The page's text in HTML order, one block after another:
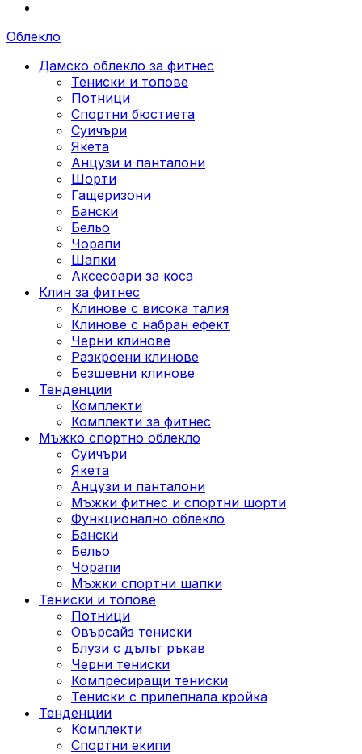
Облекло
Дамско облекло за фитнес
Тениски и топове
Потници
Спортни бюстиета
Суичъри
Якета
Aнцузи и панталони
Шорти
Гащеризони
Бански
Бельо
Чорапи
Шапки
Аксесоари за коса
Клин за фитнес
Клинове с висока талия
Клинове с набран ефект
Черни клинове
Разкроени клинове
Безшевни клинове
Тенденции
Комплекти
Комплекти за фитнес
Мъжко спортно облекло
Суичъри
Якета
Aнцузи и панталони
Mъжки фитнес и спортни шорти
Функционално облекло
Бански
Бельо
Чорапи
Mъжки спортни шапки
Тениски и топове
Потници
Овърсайз тениски
Блузи с дълъг ръкав
Черни тениски
Компресиращи тениски
Тениски с прилепнала кройка
Тенденции
Комплекти
Спортни екипи